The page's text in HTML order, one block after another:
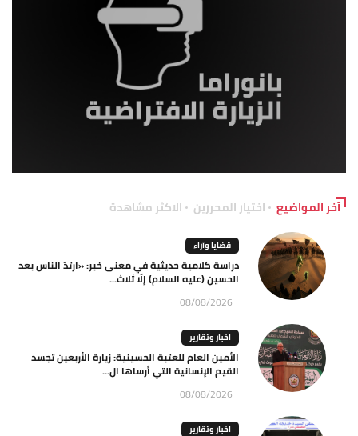
آخر المواضيع اختيار المحررين الاكثر مشاهدة
قضايا وآراء
دراسة كلامية حديثية في معنى خبر: «ارتدّ الناس بعد
الحسين (عليه السلام) إلّا ثلاث...
08/08/2026
اخبار وتقارير
الأمين العام للعتبة الحسينية: زيارة الأربعين تجسد
القيم الإنسانية التي أرساها ال...
08/08/2026
اخبار وتقارير